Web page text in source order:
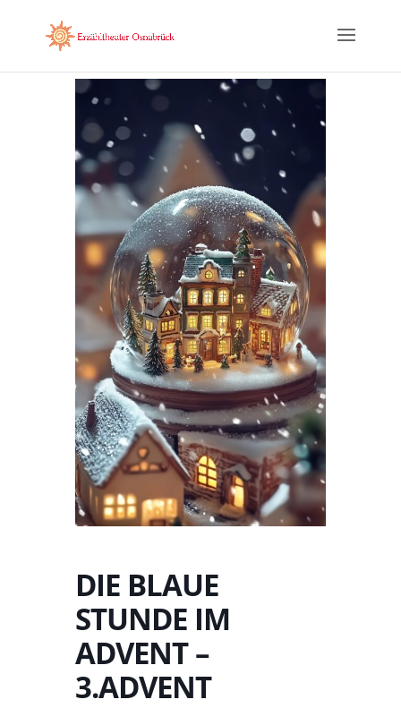
DIE BLAUE
STUNDE IM
ADVENT –
3.ADVENT